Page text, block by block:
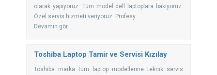
olarak yapıyoruz. Tüm model dell laptoplara bakıyoruz.
Özel servis hizmeti veriyoruz. Profesy
Devamın gör...
Toshiba Laptop Tamir ve Servisi Kızılay
Toshiba marka tüm laptop modellerine teknik servis